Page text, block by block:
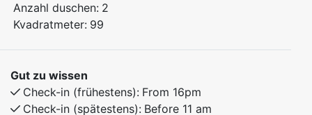
In addition, there's a spacious loft with four mattresses
– a cozy and popular sleeping area for guests of all
ages.
The apartment is perfect for families or small groups,
with smart sleeping arrangements and a warm,
Anzahl duschen: 2
Kvadratmeter: 99
Gut zu wissen
Check-in (frühestens): From 16pm
Check-in (spätestens): Before 11 am